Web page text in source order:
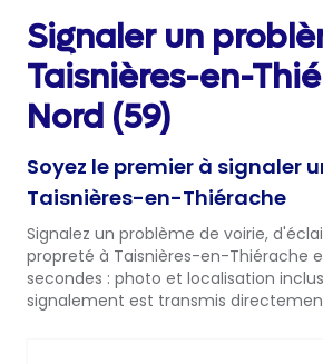
Signaler un
Taisnières-en-
Nord (59)
Soyez le premier à signaler
Taisnières-en-Thiérache
Signalez un problème de voirie,
propreté à Taisnières-en-Thiérache
secondes : photo et localisation
signalement est transmis